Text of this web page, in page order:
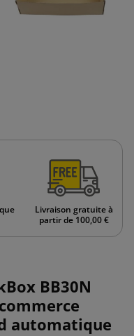
Livraison gratuite à
partir de 100,00 €
BB30N
automatique